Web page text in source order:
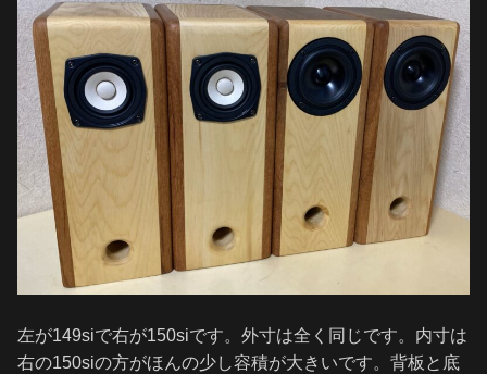
左が149siで右が150siです。外寸は全く同じです。内寸は
右の150siの方がほんの少し容積が大きいです。背板と底